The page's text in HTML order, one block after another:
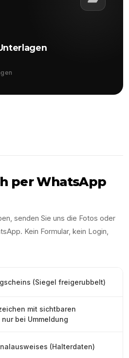
per WhatsApp
senden Sie uns die Fotos oder
Kein Formular, kein Login,
(Siegel freigerubbelt)
mit sichtbaren
bei Ummeldung
(Halterdaten)